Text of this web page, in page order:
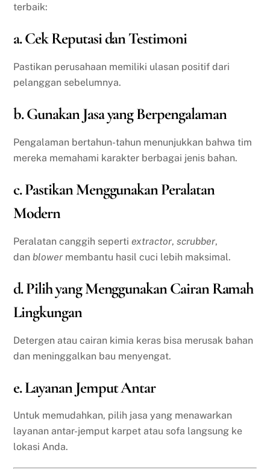
terbaik:
a. Cek Reputasi dan Testimoni
Pastikan perusahaan memiliki ulasan positif dari
pelanggan sebelumnya.
b. Gunakan Jasa yang Berpengalaman
Pengalaman bertahun-tahun menunjukkan bahwa tim
mereka memahami karakter berbagai jenis bahan.
c. Pastikan Menggunakan Peralatan
Modern
Peralatan canggih sepertiextractor,scrubber,
dan blower membantu hasil cuci lebih maksimal.
d. Pilih yang Menggunakan Cairan Ramah
Lingkungan
Detergen atau cairan kimia keras bisa merusak bahan
dan meninggalkan bau menyengat.
e. Layanan Jemput Antar
Untuk memudahkan, pilih jasa yang menawarkan
layanan antar-jemput karpet atau sofa langsung ke
lokasi Anda.